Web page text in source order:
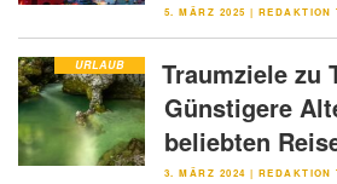
VERÖFFENTLICHT
5. MÄRZ 2025 | REDAKTION
URLAUB
Traumziele zu
Günstigere
beliebten
VERÖFFENTLICHT
3. MÄRZ 2024 | REDAKTION